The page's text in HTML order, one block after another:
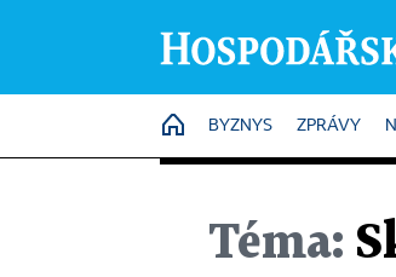
HOME
BYZNYS ZPRÁVY
Téma: